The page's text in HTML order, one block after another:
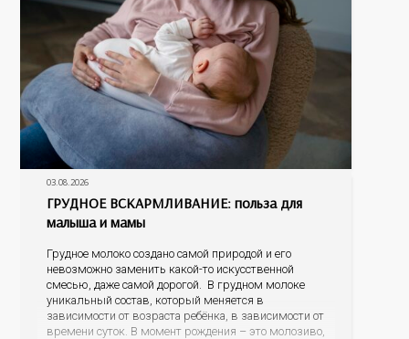
03.08.2026
ГРУДНОЕ ВСКАРМЛИВАНИЕ: польза для
малыша и мамы
Грудное молоко создано самой природой и его
невозможно заменить какой-то искусственной
смесью, даже самой дорогой. В грудном молоке
уникальный состав, который меняется в
зависимости от возраста ребёнка, в зависимости от
времени суток. В момент рождения – это молозиво,